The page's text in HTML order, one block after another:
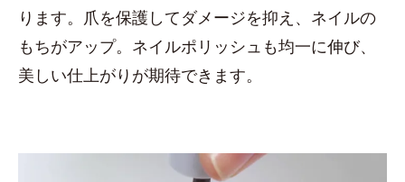
ります。爪を保護してダメージを抑え、ネイルの
もちがアップ。ネイルポリッシュも均一に伸び、
美しい仕上がりが期待できます。